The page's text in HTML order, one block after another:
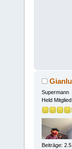
Supermann
Held Mitglied
Beiträge: